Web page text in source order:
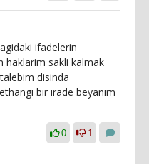
ifadelerin
haklarim sakli kalmak
disinda
bir irade beyanım
0 1